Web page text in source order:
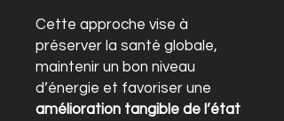
Cette approche vise à
préserver la santé globale,
maintenir un bon niveau
d’énergie et favoriser une
amélioration tangible de l’état